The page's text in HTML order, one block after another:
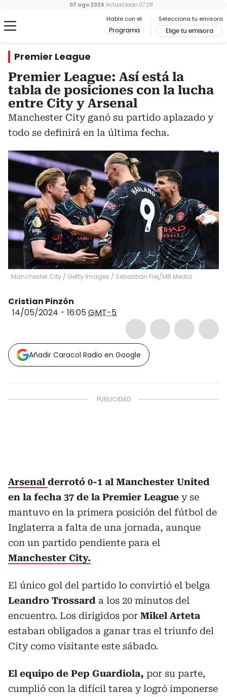
Hable con el
Programa
Selecciona tu emisora
Elige tu emisora
07 ago 2026 Actualizado 07:28
Premier League
Premier League: Así está la
tabla de posiciones con la lucha
entre City y Arsenal
Manchester City ganó su partido aplazado y
todo se definirá en la última fecha.
Manchester City / Getty Images / Sebastian Frej/MB Media
Cristian Pinzón
14/05/2024 - 16:05GMT-5
Añadir Caracol Radio en Google
Arsenal derrotó 0-1 al Manchester United
en la fecha 37 de la Premier League y se
mantuvo en la primera posición del fútbol de
Inglaterra a falta de una jornada, aunque
con un partido pendiente para el
Manchester City.
El único gol del partido lo convirtió el belga
Leandro Trossard a los 20 minutos del
encuentro. Los dirigidos por Mikel Arteta
estaban obligados a ganar tras el triunfo del
City como visitante este sábado.
El equipo de Pep Guardiola, por su parte,
cumplió con la difícil tarea y logró imponerse